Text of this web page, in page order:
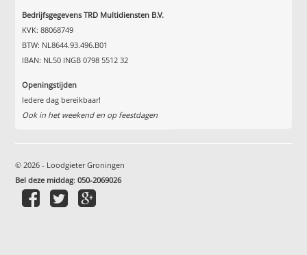
Bedrijfsgegevens TRD Multidiensten B.V.
KVK: 88068749
BTW: NL8644.93.496.B01
IBAN: NL50 INGB 0798 5512 32
Openingstijden
Iedere dag bereikbaar!
Ook in het weekend en op feestdagen
© 2026 - Loodgieter Groningen
Bel deze middag:050-2069026